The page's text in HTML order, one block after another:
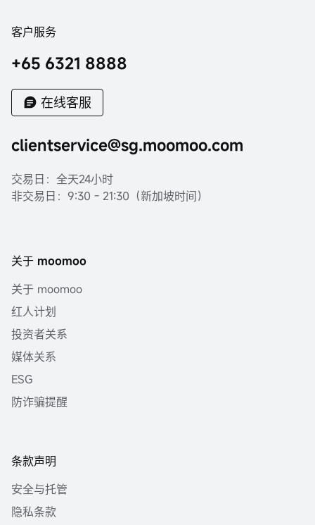
客户服务
+65 6321 8888
在线客服
clientservice@sg.moomoo.com
交易日：全天24小时
非交易日：9:30 - 21:30（新加坡时间）
关于 moomoo
关于 moomoo
红人计划
投资者关系
媒体关系
ESG
防诈骗提醒
条款声明
安全与托管
隐私条款